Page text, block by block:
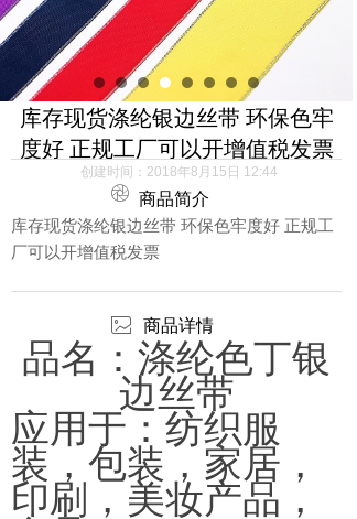
库存现货涤纶银边丝带 环保色牢
度好 正规工厂可以开增值税发票
商品简介
创建时间： 2018年8月15日 12:44
库存现货涤纶银边丝带 环保色牢度好 正规工
厂可以开增值税发票
商品详情
品名：涤纶色丁银
边丝带
应用于：纺织服
装，包装，家居，
印刷，美妆产品，
ꁵ
ꂈ